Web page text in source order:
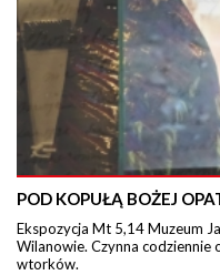
POD KOPUŁĄ BOŻEJ
Ekspozycja Mt 5,14 Muzeum
Wilanowie. Czynna
wtorków.